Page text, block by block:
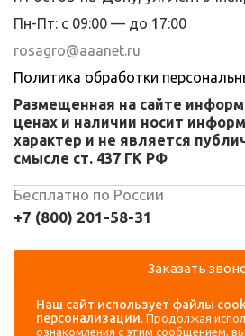
Навигация Аккаунт
Пн-Пт: с 09:00 — до 17:00
rosagro@aaanet.ru
Политика обработки
Размещенная на сайте
ценах и наличии носит
характер и не является
смысле ст. 437 ГК РФ
Бесплатно по России
+7 (800) 201-58-31
Заказать
Наш сайт использует файлы
персонализации. Продолжая
ознакомления с этим сообщением,